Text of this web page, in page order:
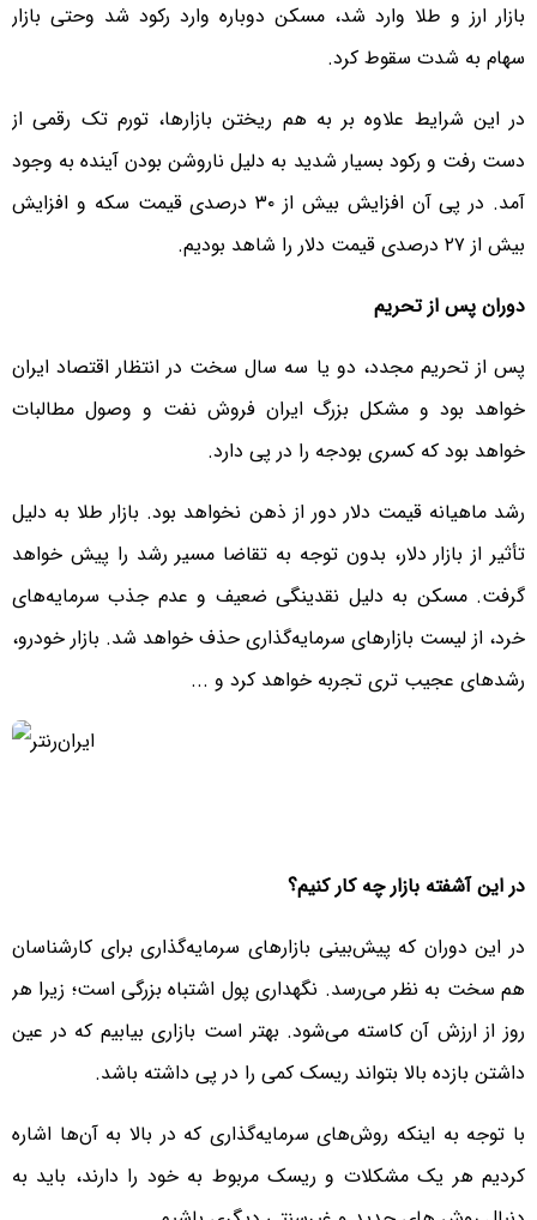
بازار ارز و طلا وارد شد، مسکن دوباره وارد رکود شد وحتی بازار
سهام به شدت سقوط کرد.
در این شرایط علاوه بر به هم ریختن بازارها، تورم تک رقمی از
دست رفت و رکود بسیار شدید به دلیل ناروشن بودن آینده به وجود
آمد. در پی آن افزایش بیش از ۳۰ درصدی قیمت سکه و افزایش
بیش از ۲۷ درصدی قیمت دلار را شاهد بودیم.
دوران پس از تحریم
پس از تحریم مجدد، دو یا سه سال سخت در انتظار اقتصاد ایران
خواهد بود و مشکل بزرگ ایران فروش نفت و وصول مطالبات
خواهد بود که کسری بودجه را در پی دارد.
رشد ماهیانه قیمت دلار دور از ذهن نخواهد بود. بازار طلا به دلیل
تأثیر از بازار دلار، بدون توجه به تقاضا مسیر رشد را پیش خواهد
گرفت. مسکن به دلیل نقدینگی ضعیف و عدم جذب سرمایه‌های
خرد، از لیست بازارهای سرمایه‌گذاری حذف خواهد شد. بازار خودرو،
رشدهای عجیب تری تجربه خواهد کرد و ...
در این آشفته بازار چه کار کنیم؟
در این دوران که پیش‌بینی بازارهای سرمایه‌گذاری برای کارشناسان
هم سخت به نظر می‌رسد. نگهداری پول اشتباه بزرگی است؛ زیرا هر
روز از ارزش آن کاسته می‌شود. بهتر است بازاری بیابیم که در عین
داشتن بازده بالا بتواند ریسک کمی را در پی داشته باشد.
با توجه به اینکه روش‌های سرمایه‌گذاری که در بالا به آن‌ها اشاره
کردیم هر یک مشکلات و ریسک مربوط به خود را دارند، باید به